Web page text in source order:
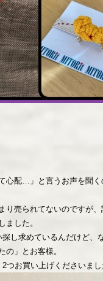
心配…」と言うお声を聞
り売られてないのですが
ました。
探し求めているんだけど、
の」とお客様。
つお買い上げくださいまし